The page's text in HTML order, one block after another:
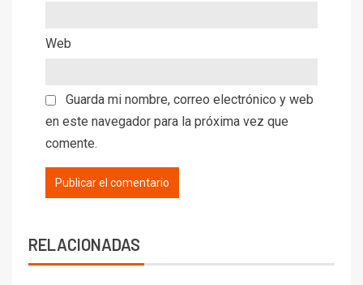
Web
Guarda mi nombre, correo electrónico y web
en este navegador para la próxima vez que
comente.
RELACIONADAS